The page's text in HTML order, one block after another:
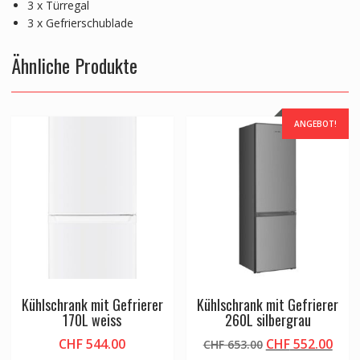
3 x Türregal
3 x Gefrierschublade
Ähnliche Produkte
Kühlschrank mit Gefrierer
170L weiss
CHF544.00
ANGEBOT!
Kühlschrank mit Gefrierer
260L silbergrau
CHF653.00 Ursprünglicher
CHF552.00